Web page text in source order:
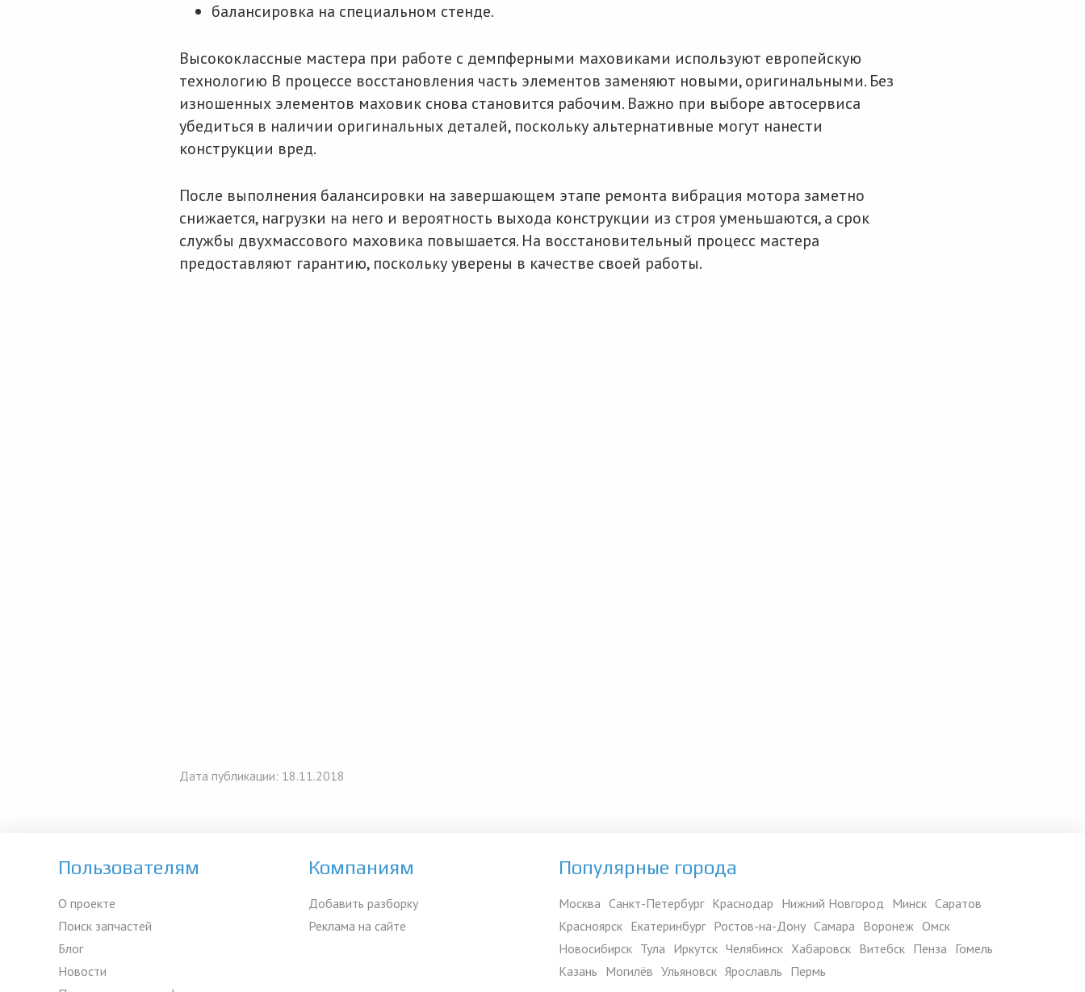
балансировка на специальном стенде.
Высококлассные мастера при работе с демпферными маховиками используют европейскую
технологию В процессе восстановления часть элементов заменяют новыми, оригинальными. Без
изношенных элементов маховик снова становится рабочим. Важно при выборе автосервиса
убедиться в наличии оригинальных деталей, поскольку альтернативные могут нанести
конструкции вред.
После выполнения балансировки на завершающем этапе ремонта вибрация мотора заметно
снижается, нагрузки на него и вероятность выхода конструкции из строя уменьшаются, а срок
службы двухмассового маховика повышается. На восстановительный процесс мастера
предоставляют гарантию, поскольку уверены в качестве своей работы.
Дата публикации: 18.11.2018
Пользователям
О проекте
Поиск запчастей
Блог
Новости
Компаниям
Добавить разборку
Реклама на сайте
Популярные города
Москва Санкт-Петербург Краснодар Нижний Новгород Минск Саратов
Красноярск Екатеринбург Ростов-на-Дону Самара Воронеж Омск
Новосибирск Тула Иркутск Челябинск Хабаровск Витебск Пенза Гомель
Казань Могилёв Ульяновск Ярославль Пермь